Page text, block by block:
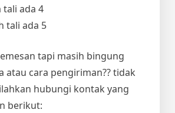
tali ada 4
tali ada 5
tapi masih bingung
atau cara pengiriman?? tidak
hubungi kontak yang
berikut: